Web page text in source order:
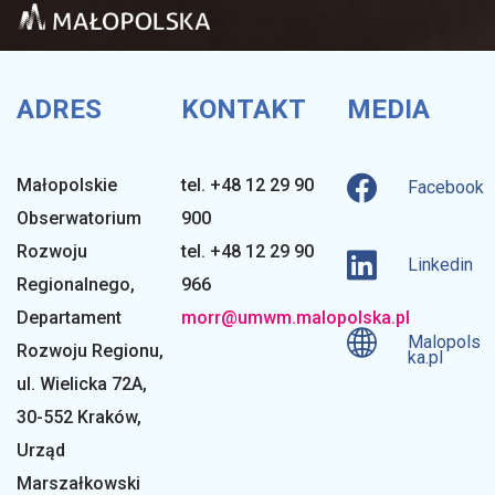
s
e
r
w
a
t
o
ADRES
Małopolskie
Obserwatorium
Rozwoju
Regionalnego,
Departament
Rozwoju Regionu,
ul. Wielicka 72A,
30-552 Kraków,
Urząd
Marszałkowski
KONTAKT
tel. +48 12 29 90
900
tel. +48 12 29 90
966
morr@umwm.malopolska.pl
MEDIA
Facebook
Linkedin
Malopols
ka.pl